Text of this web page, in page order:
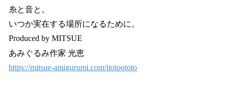
糸と音と。
いつか実在する場所になるために。
Produced by MITSUE
あみぐるみ作家 光恵
https://mitsue-amigurumi.com/itotoototo